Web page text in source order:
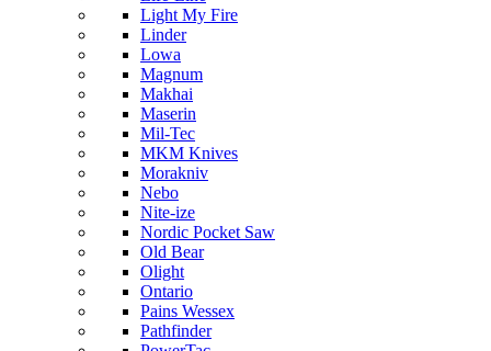
Light My Fire
Linder
Lowa
Magnum
Makhai
Maserin
Mil-Tec
MKM Knives
Morakniv
Nebo
Nite-ize
Nordic Pocket Saw
Old Bear
Olight
Ontario
Pains Wessex
Pathfinder